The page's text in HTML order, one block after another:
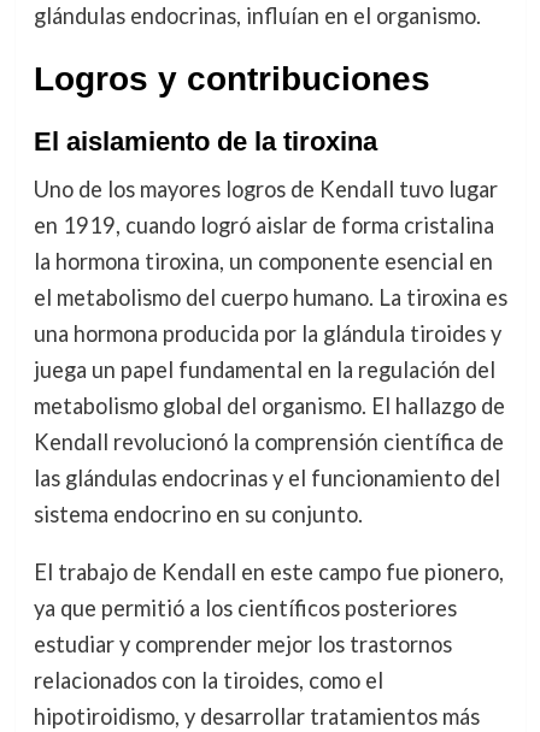
glándulas endocrinas, influían en el organismo.
Logros y contribuciones
El aislamiento de la tiroxina
Uno de los mayores logros de Kendall tuvo lugar
en 1919, cuando logró aislar de forma cristalina
la hormona tiroxina, un componente esencial en
el metabolismo del cuerpo humano. La tiroxina es
una hormona producida por la glándula tiroides y
juega un papel fundamental en la regulación del
metabolismo global del organismo. El hallazgo de
Kendall revolucionó la comprensión científica de
las glándulas endocrinas y el funcionamiento del
sistema endocrino en su conjunto.
El trabajo de Kendall en este campo fue pionero,
ya que permitió a los científicos posteriores
estudiar y comprender mejor los trastornos
relacionados con la tiroides, como el
hipotiroidismo, y desarrollar tratamientos más